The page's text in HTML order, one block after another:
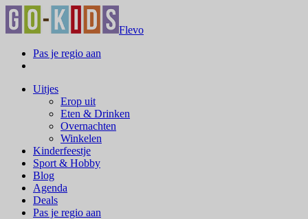
Flevo
Pas je regio aan
Uitjes
Erop uit
Eten & Drinken
Overnachten
Winkelen
Kinderfeestje
Sport & Hobby
Blog
Agenda
Deals
Pas je regio aan